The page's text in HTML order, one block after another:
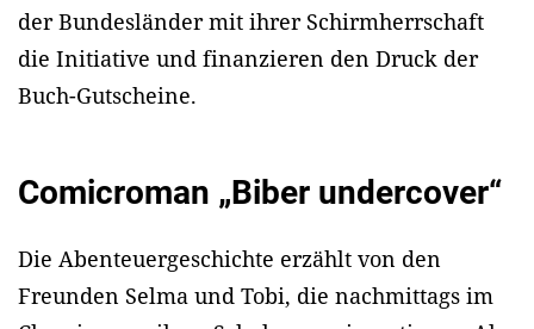
der Bundesländer mit ihrer Schirmherrschaft
die Initiative und finanzieren den Druck der
Buch-Gutscheine.
Comicroman „Biber undercover“
Die Abenteuergeschichte erzählt von den
Freunden Selma und Tobi, die nachmittags im